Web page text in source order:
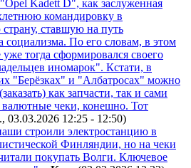
Kadett D", как заслуженная
командировку в
ставшую на путь
социализма. По его словам, в этом
уже тогда сформировался своего
иномарок". Кстати, в
"Берёзках" и "Албатросах" можно
как запчасти, так и сами
чеки, конешно. Тот
03.03.2026 12:25 - 12:50)
строили электростанцию в
Финляндии, но на чеки
покупать Волги. Ключевое